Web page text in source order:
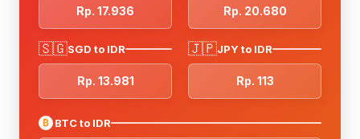
Rp. 17.936 Rp. 20.680
🇸🇬SGD to IDR
Rp. 13.981
🇯🇵JPY to IDR
Rp. 113
₿ BTC to IDR